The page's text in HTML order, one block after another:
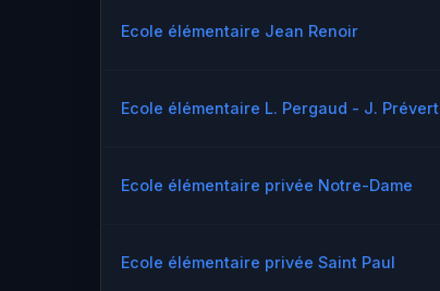
Ecole élémentaire Jean Renoir
Ecole élémentaire L. Pergaud - J. Prévert
Ecole élémentaire privée Notre-Dame
Ecole élémentaire privée Saint Paul